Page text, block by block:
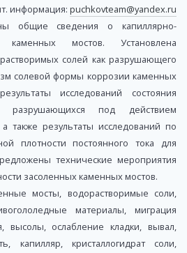
информация: puchkovteam@yandex.ru
сведения о капиллярно-
каменных мостов. Установлена
солей как разрушающего
солевой формы коррозии каменных
исследований состояния
разрушающихся под действием
также результаты исследований по
плотности постоянного тока для
технические мероприятия
засоленных каменных мостов.
мосты, водорастворимые соли,
материалы, миграция
высолы, ослабление кладки, вывал,
капилляр, кристаллогидрат соли,